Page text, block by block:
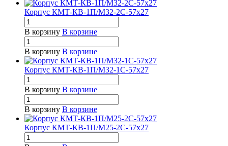
Корпус КМТ-КВ-1П/М32-2С-57х27
В корзину В корзине
В корзину В корзине
Корпус КМТ-КВ-1П/М32-1С-57х27
В корзину В корзине
В корзину В корзине
Корпус КМТ-КВ-1П/М25-2С-57х27